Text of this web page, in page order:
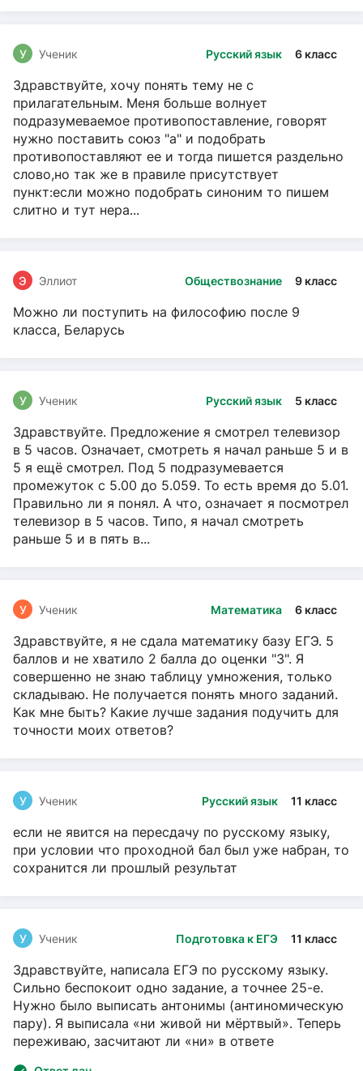
Русский язык 6 класс
У Ученик
Здравствуйте, хочу понять тему не с
прилагательным. Меня больше волнует
подразумеваемое противопоставление, говорят
нужно поставить союз "а" и подобрать
противопоставляют ее и тогда пишется раздельно
слово,но так же в правиле присутствует
пункт:если можно подобрать синоним то пишем
слитно и тут нера...
Обществознание 9 класс
Э Эллиот
Можно ли поступить на философию после 9
класса, Беларусь
Русский язык 5 класс
У Ученик
Здравствуйте. Предложение я смотрел телевизор
в 5 часов. Означает, смотреть я начал раньше 5 и в
5 я ещё смотрел. Под 5 подразумевается
промежуток с 5.00 до 5.059. То есть время до 5.01.
Правильно ли я понял. А что, означает я посмотрел
телевизор в 5 часов. Типо, я начал смотреть
раньше 5 и в пять в...
Математика 6 класс
У Ученик
Здравствуйте, я не сдала математику базу ЕГЭ. 5
баллов и не хватило 2 балла до оценки "3". Я
совершенно не знаю таблицу умножения, только
складываю. Не получается понять много заданий.
Как мне быть? Какие лучше задания подучить для
точности моих ответов?
Русский язык 11 класс
У Ученик
если не явится на пересдачу по русскому языку,
при условии что проходной бал был уже набран, то
сохранится ли прошлый результат
Подготовка к ЕГЭ 11 класс
У Ученик
Здравствуйте, написала ЕГЭ по русскому языку.
Сильно беспокоит одно задание, а точнее 25-е.
Нужно было выписать антонимы (антиномическую
пару). Я выписала «ни живой ни мёртвый». Теперь
переживаю, засчитают ли «ни» в ответе